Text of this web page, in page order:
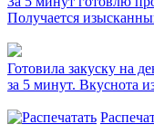
Получается
Готовила закуску на
за 5 минут. Вкуснота